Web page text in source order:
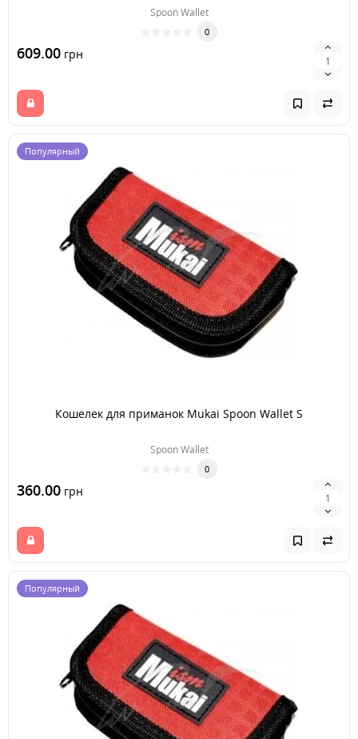
Spoon Wallet
0
609.00 грн
Популярный
Кошелек для приманок Mukai Spoon Wallet S
Spoon Wallet
0
360.00 грн
Популярный